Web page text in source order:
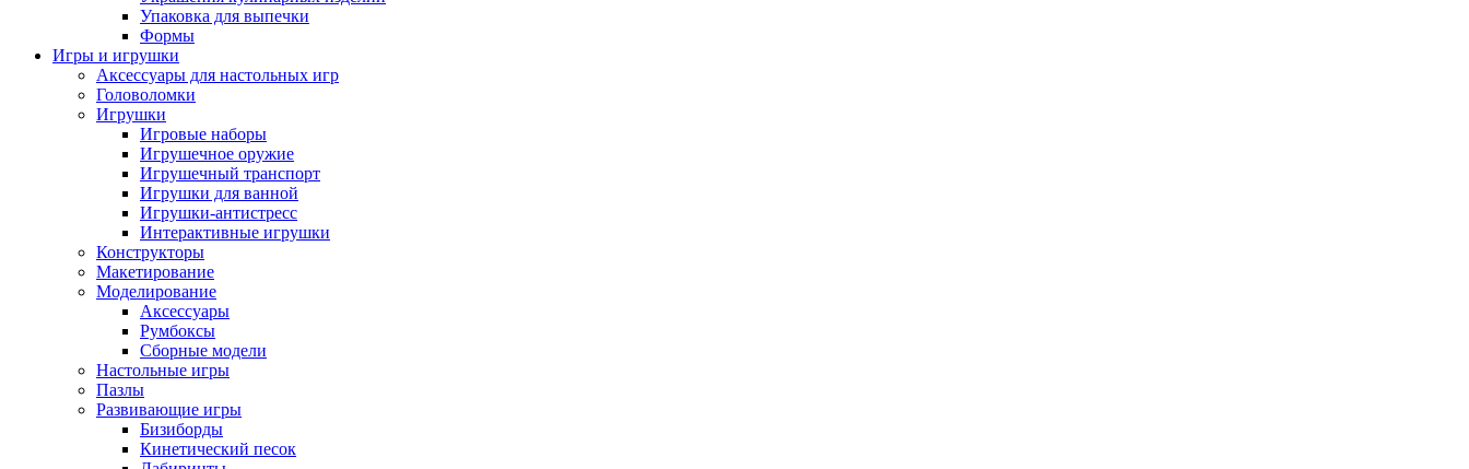
Упаковка для выпечки
Формы
Игры и игрушки
Аксессуары для настольных игр
Головоломки
Игрушки
Игровые наборы
Игрушечное оружие
Игрушечный транспорт
Игрушки для ванной
Игрушки-антистресс
Интерактивные игрушки
Конструкторы
Макетирование
Моделирование
Аксессуары
Румбоксы
Сборные модели
Настольные игры
Пазлы
Развивающие игры
Бизиборды
Кинетический песок